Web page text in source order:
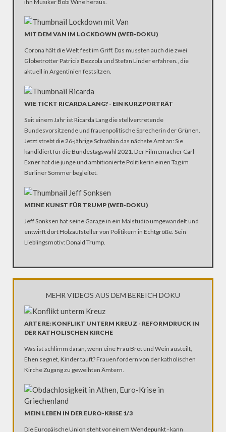
ihn Musiker Bobi Wine heraus.
MIT DEM VAN IM LOCKDOWN (WEB-DOKU)
Corona hält die Welt fest im Griff. Das mussten auch die zwei
Globetrotter Patricia Bezzola und Stefan Linder erfahren., die
aktuell in Argentinien festsitzen.
WIE TICKT RICARDA LANG? - EIN KURZPORTRÄT
Seit einem Jahr ist Ricarda Lang die stellvertretende
Bundesvorsitzende und frauenpolitische Sprecherin der Grünen.
Jetzt strebt die 26-jährige Schwäbin das nächste Amt an: Sie
kandidiert für die Bundestagswahl 2021. Der Filmemacher Carl
Exner hat die junge und ambitionierte Politikerin einen Tag im
Berliner Sommer begleitet.
MEINE KUNST FÜR TRUMP (WEB-DOKU)
Jeff Sonksen hat seine Garage in ein Malstudio umgewandelt und
entwirft dort Holzaufsteller von Politikern in Echtgröße. Sein
Lieblingsmotiv: Donald Trump.
MEHR VIDEOS AUS DEM BEREICH DOKU
ARTE RE: KONFLIKT UNTERM KREUZ - REFORMDRUCK IN
DER KATHOLISCHEN KIRCHE
Was ist schlimm daran, wenn eine Frau Brot und Wein austeilt,
Ehen segnet, Kinder tauft? Frauen fordern von der katholischen
Kirche Zugang zu geweihten Ämtern.
MEIN LEBEN IN DER EURO-KRISE 1/3
Die Europäische Union steht vor einem Wendepunkt - kann